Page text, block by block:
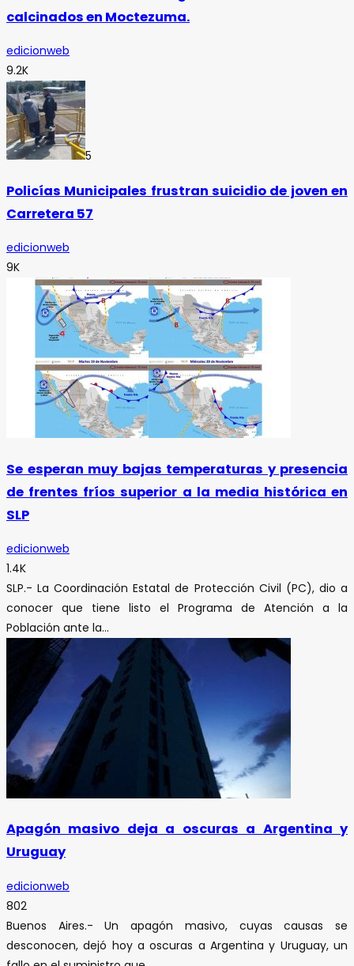
calcinados en Moctezuma.
edicionweb
9.2K
5
Policías Municipales frustran suicidio de joven en
Carretera 57
edicionweb
9K
Se esperan muy bajas temperaturas y presencia
de frentes fríos superior a la media histórica en
SLP
edicionweb
1.4K
SLP.- La Coordinación Estatal de Protección Civil (PC), dio a
conocer que tiene listo el Programa de Atención a la
Población ante la...
Apagón masivo deja a oscuras a Argentina y
Uruguay
edicionweb
802
Buenos Aires.- Un apagón masivo, cuyas causas se
desconocen, dejó hoy a oscuras a Argentina y Uruguay, un